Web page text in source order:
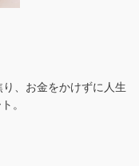
、お金をかけずに人生
。